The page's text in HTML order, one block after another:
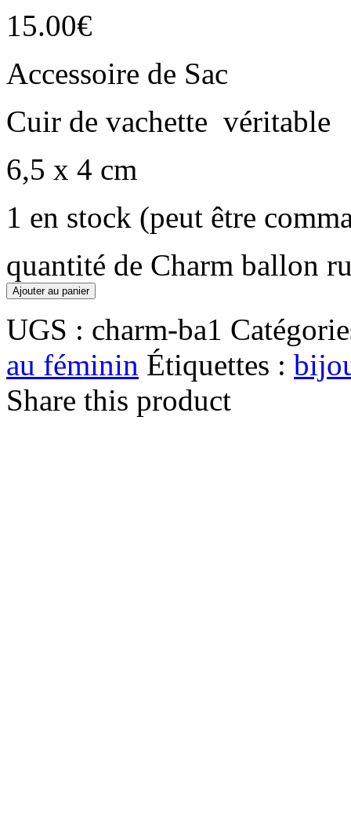
15.00€
Accessoire de Sac
Cuir de vachette véritable
6,5 x 4 cm
1 en stock (peut être
quantité de Charm ballon
Ajouter au panier
UGS : charm-ba1
au féminin Étiquettes :
Share this product